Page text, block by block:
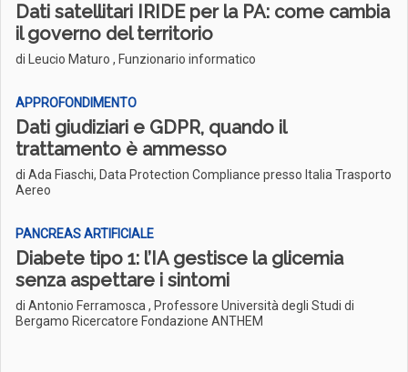
Dati satellitari IRIDE per la PA: come cambia
il governo del territorio
di Leucio Maturo , Funzionario informatico
APPROFONDIMENTO
Dati giudiziari e GDPR, quando il
trattamento è ammesso
di Ada Fiaschi, Data Protection Compliance presso Italia Trasporto
Aereo
PANCREAS ARTIFICIALE
Diabete tipo 1: l’IA gestisce la glicemia
senza aspettare i sintomi
di Antonio Ferramosca , Professore Università degli Studi di
Bergamo Ricercatore Fondazione ANTHEM